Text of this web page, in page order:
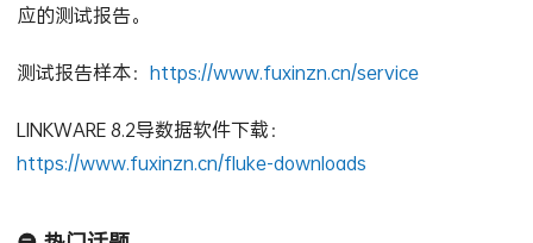
应的测试报告。
测试报告样本： https://www.fuxinzn.cn/service
LINKWARE 8.2导数据软件下载：
https://www.fuxinzn.cn/fluke-downloads